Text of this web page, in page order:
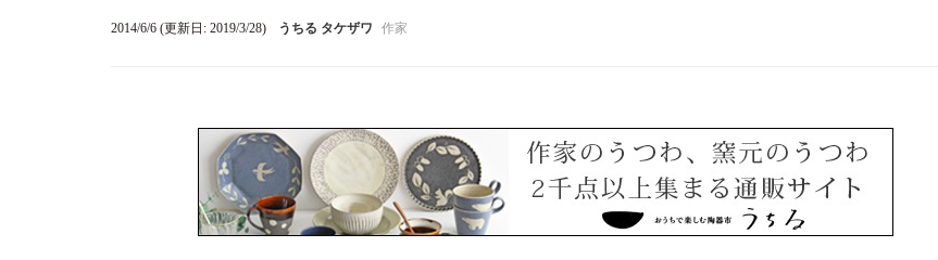
2014/6/6 (更新日: 2019/3/28) うちる タケザワ 作家